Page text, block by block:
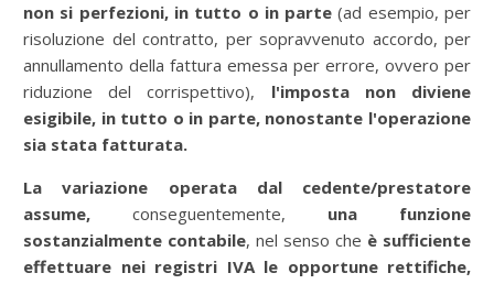
non si perfezioni, in tutto o in parte (ad esempio, per
risoluzione del contratto, per sopravvenuto accordo, per
annullamento della fattura emessa per errore, ovvero per
riduzione del corrispettivo), l'imposta non diviene
esigibile, in tutto o in parte, nonostante l'operazione
sia stata fatturata.
La variazione operata dal cedente/prestatore
assume, conseguentemente, una funzione
sostanzialmente contabile, nel senso che è sufficiente
effettuare nei registri IVA le opportune rettifiche,